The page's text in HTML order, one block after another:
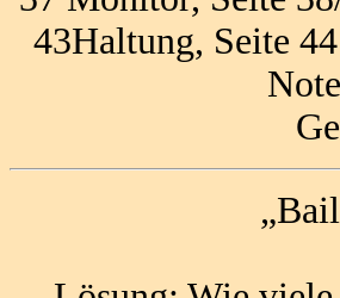
43Haltung, Seite